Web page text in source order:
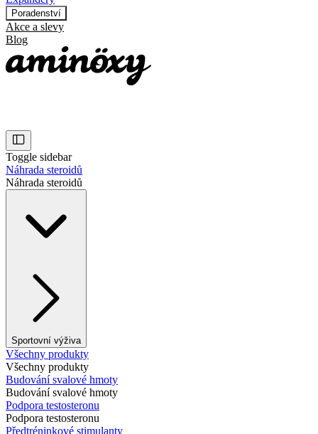
Poradenství
Akce a slevy
Blog
Toggle sidebar
Náhrada steroidů
Náhrada steroidů
Sportovní výživa
Všechny produkty
Všechny produkty
Budování svalové hmoty
Budování svalové hmoty
Podpora testosteronu
Podpora testosteronu
Předtréninkové stimulanty